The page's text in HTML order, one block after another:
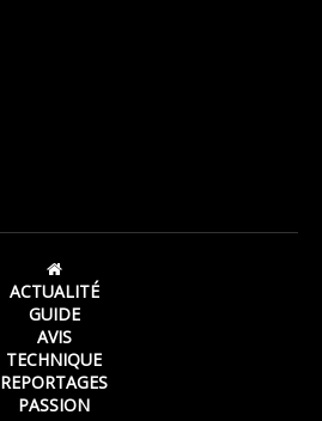
ACTUALITÉ
GUIDE
AVIS
TECHNIQUE
REPORTAGES
PASSION